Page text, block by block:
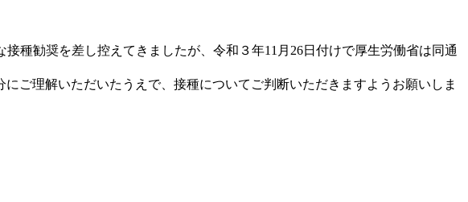
種勧奨を差し控えてきましたが、令和３年11月26日付けで厚生労働省は同通
にご理解いただいたうえで、接種についてご判断いただきますようお願いしま